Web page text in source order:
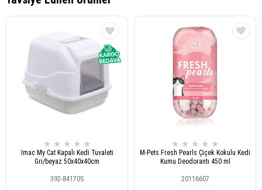
★ ★ ★ ★ ★
Imac My Cat Kapalı Kedi Tuvaleti
Gri/beyaz 50x40x40cm
392-84170S
★ ★ ★ ★ ★
M-Pets Fresh Pearls Çiçek Kokulu Kedi
Kumu Deodorantı 450 ml
20116607